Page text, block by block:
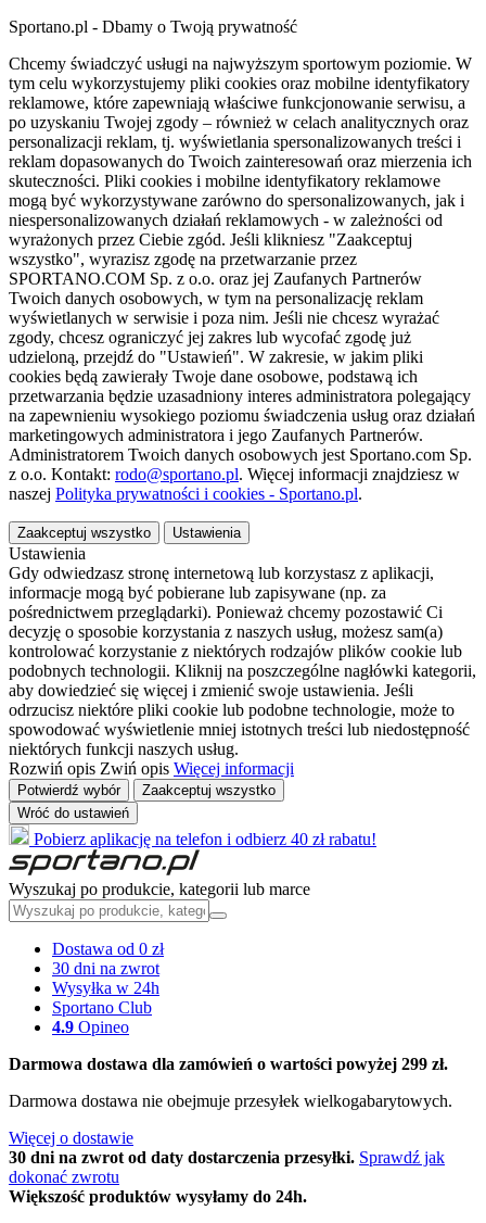
Sportano.pl - Dbamy o Twoją prywatność
Chcemy świadczyć usługi na najwyższym sportowym poziomie. W
tym celu wykorzystujemy pliki cookies oraz mobilne identyfikatory
reklamowe, które zapewniają właściwe funkcjonowanie serwisu, a
po uzyskaniu Twojej zgody – również w celach analitycznych oraz
personalizacji reklam, tj. wyświetlania spersonalizowanych treści i
reklam dopasowanych do Twoich zainteresowań oraz mierzenia ich
skuteczności. Pliki cookies i mobilne identyfikatory reklamowe
mogą być wykorzystywane zarówno do spersonalizowanych, jak i
niespersonalizowanych działań reklamowych - w zależności od
wyrażonych przez Ciebie zgód. Jeśli klikniesz "Zaakceptuj
wszystko", wyrazisz zgodę na przetwarzanie przez
SPORTANO.COM Sp. z o.o. oraz jej Zaufanych Partnerów
Twoich danych osobowych, w tym na personalizację reklam
wyświetlanych w serwisie i poza nim. Jeśli nie chcesz wyrażać
zgody, chcesz ograniczyć jej zakres lub wycofać zgodę już
udzieloną, przejdź do "Ustawień". W zakresie, w jakim pliki
cookies będą zawierały Twoje dane osobowe, podstawą ich
przetwarzania będzie uzasadniony interes administratora polegający
na zapewnieniu wysokiego poziomu świadczenia usług oraz działań
marketingowych administratora i jego Zaufanych Partnerów.
Administratorem Twoich danych osobowych jest Sportano.com Sp.
z o.o. Kontakt: rodo@sportano.pl. Więcej informacji znajdziesz w
naszej Polityka prywatności i cookies - Sportano.pl.
Zaakceptuj wszystko Ustawienia
Ustawienia
Gdy odwiedzasz stronę internetową lub korzystasz z aplikacji,
informacje mogą być pobierane lub zapisywane (np. za
pośrednictwem przeglądarki). Ponieważ chcemy pozostawić Ci
decyzję o sposobie korzystania z naszych usług, możesz sam(a)
kontrolować korzystanie z niektórych rodzajów plików cookie lub
podobnych technologii. Kliknij na poszczególne nagłówki kategorii,
aby dowiedzieć się więcej i zmienić swoje ustawienia. Jeśli
odrzucisz niektóre pliki cookie lub podobne technologie, może to
spowodować wyświetlenie mniej istotnych treści lub niedostępność
niektórych funkcji naszych usług.
Rozwiń opis Zwiń opis Więcej informacji
Potwierdź wybór
Zaakceptuj wszystko
Wróć do ustawień
Pobierz aplikację na telefon i odbierz 40 zł rabatu!
Wyszukaj po produkcie, kategorii lub marce
Dostawa od 0 zł
30 dni na zwrot
Wysyłka w 24h
Sportano Club
4.9 Opineo
Darmowa dostawa dla zamówień o wartości powyżej 299 zł.
Darmowa dostawa nie obejmuje przesyłek wielkogabarytowych.
Więcej o dostawie
30 dni na zwrot od daty dostarczenia przesyłki. Sprawdź jak
dokonać zwrotu
Większość produktów wysyłamy do 24h.